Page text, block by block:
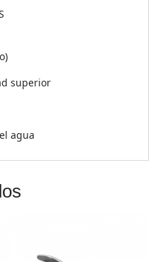
superior
agua